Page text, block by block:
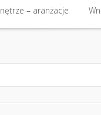
Budowa i
– aranżacje